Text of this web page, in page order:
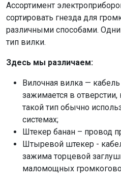
Ассортимент
сортировать гнезда для
различными способами.
тип вилки.
Здесь мы различаем:
Вилочная вилка —
зажимается в
такой тип обычно
системах;
Штекер банан – провод
Штыревой штекер -
зажима торцевой
маломощных